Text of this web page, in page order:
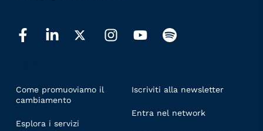
Come promuoviamo il
cambiamento
Esplora i servizi
Iscriviti alla newsletter
Entra nel network